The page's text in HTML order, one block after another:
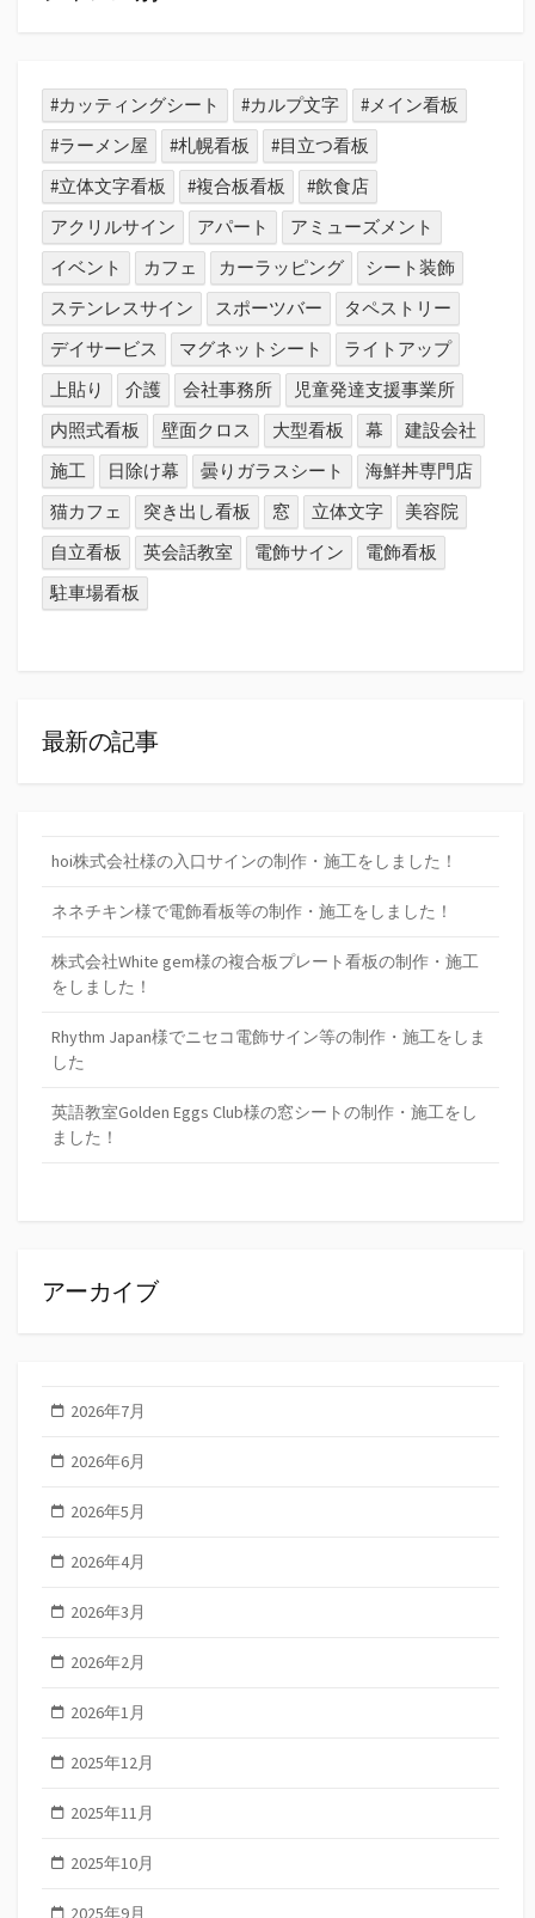
#カッティングシート #カルプ文字
#メイン看板
#ラーメン屋
#札幌看板
#目立つ看板
#立体文字看板
#複合板看板
#飲食店
アクリルサイン
アパート
アミューズメント
イベント
カフェ カーラッピング
シート装飾
ステンレスサイン
スポーツバー
タペストリー
デイサービス
マグネットシート
ライトアップ
上貼り
介護 会社事務所
児童発達支援事業所
内照式看板
壁面クロス 大型看板 幕
建設会社
施工
日除け幕 曇りガラスシート
海鮮丼専門店
猫カフェ
突き出し看板 窓 立体文字
美容院
自立看板
英会話教室 電飾サイン
電飾看板
駐車場看板
最新の記事
hoi株式会社様の入口サインの制作・施工をしました！
ネネチキン様で電飾看板等の制作・施工をしました！
株式会社White gem様の複合板プレート看板の制作・施工
をしました！
Rhythm Japan様でニセコ電飾サイン等の制作・施工をしま
した
英語教室Golden Eggs Club様の窓シートの制作・施工をし
ました！
アーカイブ
2026年7月
2026年6月
2026年5月
2026年4月
2026年3月
2026年2月
2026年1月
2025年12月
2025年11月
2025年10月
2025年9月